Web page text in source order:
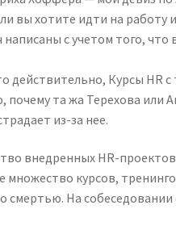
вы хотите идти на работу
написаны с учетом того,
действительно, Курсы HR с
почему та жа Терехова или
из-за нее.
внедренных HR-
множество курсов,
смертью. На